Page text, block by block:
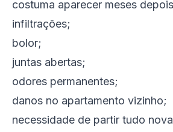
costuma aparecer meses
infiltrações;
bolor;
juntas abertas;
odores permanentes;
danos no apartamento vizinho;
necessidade de partir tudo